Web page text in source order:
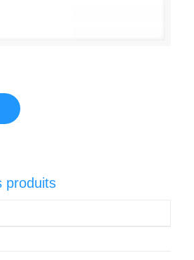
produits